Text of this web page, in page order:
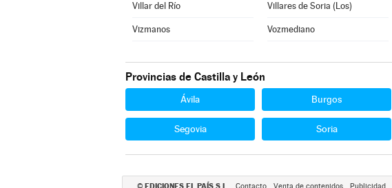
Villar del Río Villares de Soria (Los)
Vizmanos Vozmediano
Provincias de Castilla y León
Ávila Burgos
Segovia Soria
EDICIONES EL PAÍS S.L.